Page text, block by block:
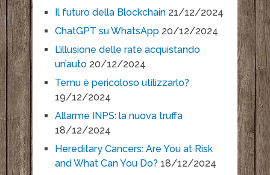
Il futuro della Blockchain 21/12/2024
ChatGPT su WhatsApp 20/12/2024
L’illusione delle rate acquistando
un’auto 20/12/2024
Temu è pericoloso utilizzarlo?
19/12/2024
Allarme INPS: la nuova truffa
18/12/2024
Hereditary Cancers: Are You at Risk
and What Can You Do? 18/12/2024